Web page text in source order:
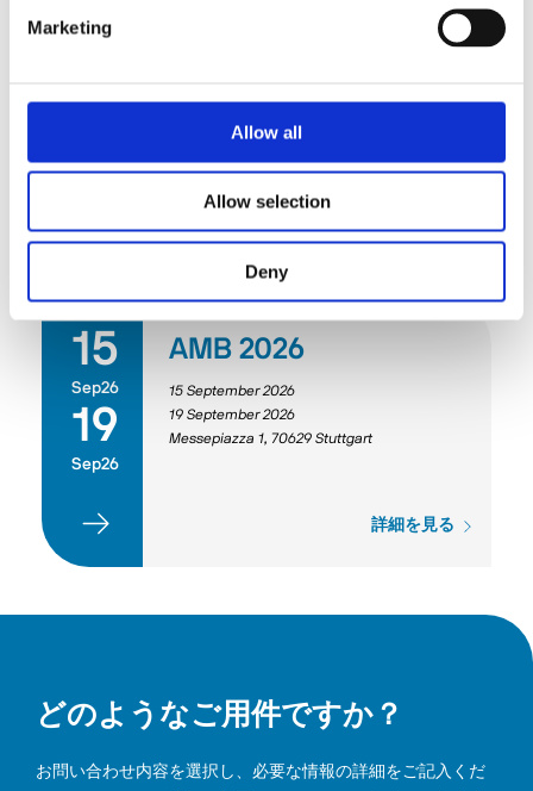
Marketing
Allow all
Allow selection
Deny
ルスタッド
CAT40 HSDツールホ
ルスタッド
展示会・イベント
15
Sep26
19
Sep26
AMB 2026
15 September 2026
19 September 2026
Messepiazza 1, 70629 Stuttgart
詳細を見る
どのようなご用件ですか？
お問い合わせ内容を選択し、必要な情報の詳細をご記入くだ